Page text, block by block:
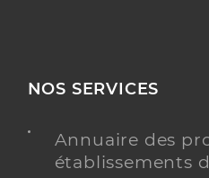
NOS SERVICES
Annuaire des
établissements